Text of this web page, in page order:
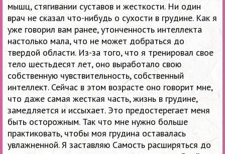
мышц, стягивании суставов и жесткости. Ни один
врач не сказал что-нибудь о сухости в грудине. Как я
уже говорил вам ранее, утонченность интеллекта
настолько мала, что не может добраться до
твердой области. Из-за того, что я тренировал свое
тело шестьдесят лет, оно выработало свою
собственную чувствительность, собственный
интеллект. Сейчас в этом возрасте оно говорит мне,
что даже самая жесткая часть, жизнь в грудине,
замедляется и иссыхает. Это предостерегает меня
быть осторожным. Так что мне нужно больше
практиковать, чтобы моя грудина оставалась
увлажненной. Я заставляю Самость расширяться до